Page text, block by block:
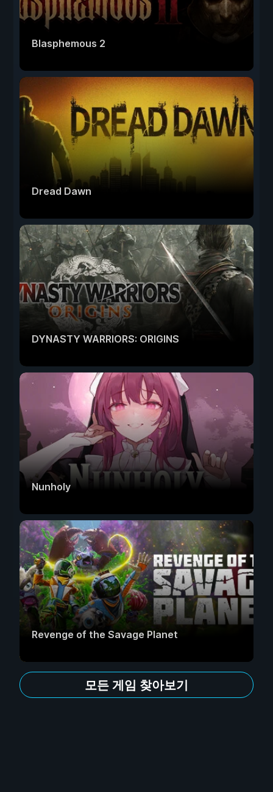
Blasphemous 2
Dread Dawn
DYNASTY WARRIORS: ORIGINS
Nunholy
Revenge of the Savage Planet
모든 게임 찾아보기